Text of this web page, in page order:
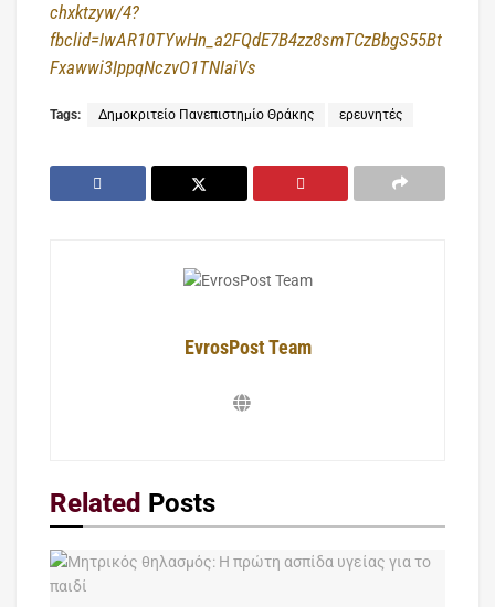
chxktzyw/4?
fbclid=IwAR10TYwHn_a2FQdE7B4zz8smTCzBbgS55Bt
Fxawwi3IppqNczvO1TNIaiVs
Tags: Δημοκριτείο Πανεπιστημίο Θράκης ερευνητές
EvrosPost Team
Related Posts